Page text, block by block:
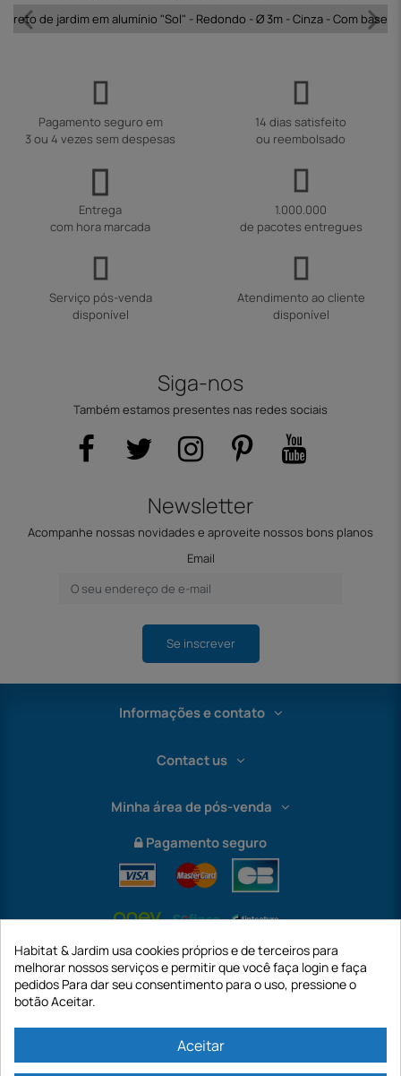
reto de jardim em alumínio "Sol" - Redondo - Ø 3m - Cinza - Com base
Pagamento seguro em
3 ou 4 vezes sem despesas
14 dias satisfeito
ou reembolsado
Entrega
com hora marcada
1.000.000
de pacotes entregues
Serviço pós-venda
disponível
Atendimento ao cliente
disponível
Siga-nos
Também estamos presentes nas redes sociais
Newsletter
Acompanhe nossas novidades e aproveite nossos bons planos
Email
Se inscrever
Informações e contato
Contact us
Minha área de pós-venda
Pagamento seguro
Habitat & Jardim usa cookies próprios e de terceiros para
melhorar nossos serviços e permitir que você faça login e faça
pedidos Para dar seu consentimento para o uso, pressione o
botão Aceitar.
Aceitar